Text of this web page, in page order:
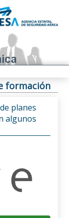
formación
planes
algunos